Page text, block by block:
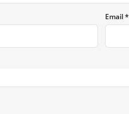
Email *